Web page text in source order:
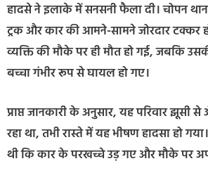
हादसे ने इलाके में सनसनी फैला दी। चोपन
ट्रक और कार की आमने-सामने जोरदार टक्कर
व्यक्ति की मौके पर ही मौत हो गई, जबकि
बच्चा गंभीर रूप से घायल हो गए।
प्राप्त जानकारी के अनुसार, यह परिवार झूसी
रहा था, तभी रास्ते में यह भीषण हादसा हो
थी कि कार के परखच्चे उड़ गए और मौके पर